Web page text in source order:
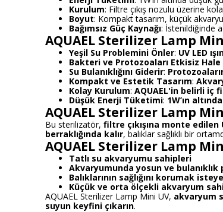
Kurulum: Filtre çıkış nozulu üzerine
Boyut: Kompakt tasarım, küçük
Bağımsız Güç Kaynağı: İstenildiğinde
AQUAEL Sterilizer Lamp
Yeşil Su Problemini Önler: UV LED
Bakteri ve Protozoaları Etkisiz
Su Bulanıklığını Giderir:
Kompakt ve Estetik Tasarım:
Kolay Kurulum: AQUAEL'in belirli iç
Düşük Enerji Tüketimi: 1W’ın
AQUAEL Sterilizer Lamp
Bu sterilizatör, filtre çıkışına monte edilen
berraklığında kalır, balıklar sağlıklı bir
AQUAEL Sterilizer Lamp
Tatlı su akvaryumu sahipleri
Akvaryumunda yosun ve
Balıklarının sağlığını korumak
Küçük ve orta ölçekli akvaryum
AQUAEL Sterilizer Lamp Mini UV, akvaryum
suyun keyfini çıkarın.